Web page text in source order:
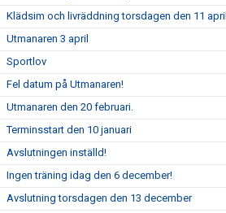
Klädsim och livräddning torsdagen den 11 april
Utmanaren 3 april
Sportlov
Fel datum på Utmanaren!
Utmanaren den 20 februari.
Terminsstart den 10 januari
Avslutningen inställd!
Ingen träning idag den 6 december!
Avslutning torsdagen den 13 december